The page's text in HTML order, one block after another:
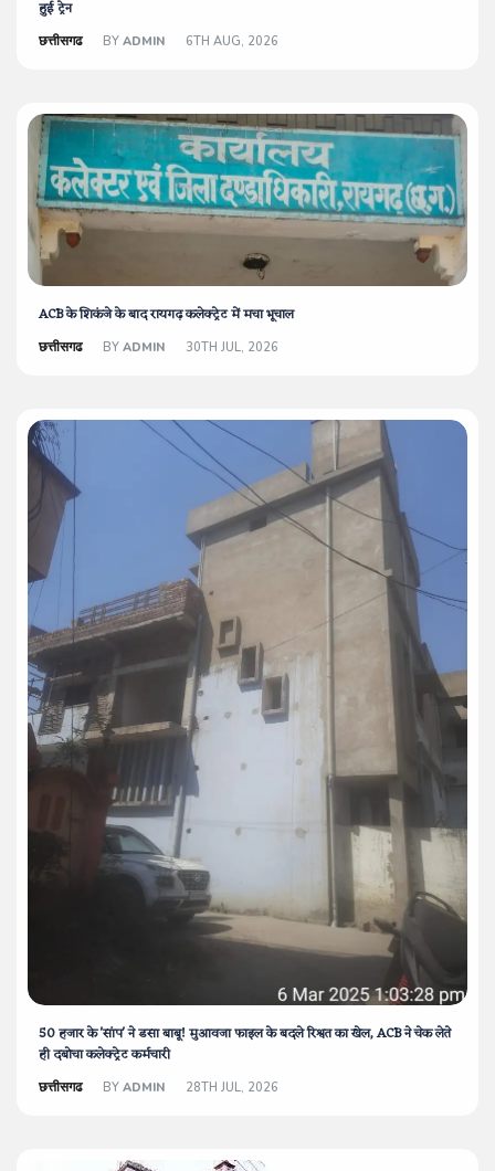
हुई ट्रेन
छत्तीसगढ BY ADMIN 6TH AUG, 2026
ACB के शिकंजे के बाद रायगढ़ कलेक्ट्रेट में मचा भूचाल
छत्तीसगढ BY ADMIN 30TH JUL, 2026
50 हजार के 'सांप' ने डसा बाबू! मुआवजा फाइल के बदले रिश्वत का खेल, ACB ने चेक लेते
ही दबोचा कलेक्ट्रेट कर्मचारी
छत्तीसगढ BY ADMIN 28TH JUL, 2026